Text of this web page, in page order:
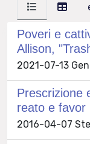
Poveri e
Allison,
2021-07-13
Prescrizione
reato e favor
2016-04-07